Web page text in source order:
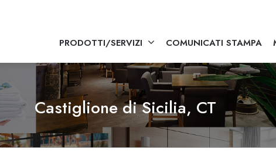
PRODOTTI/SERVIZI COMUNICATI STAMPA
Castiglione di Sicilia, CT